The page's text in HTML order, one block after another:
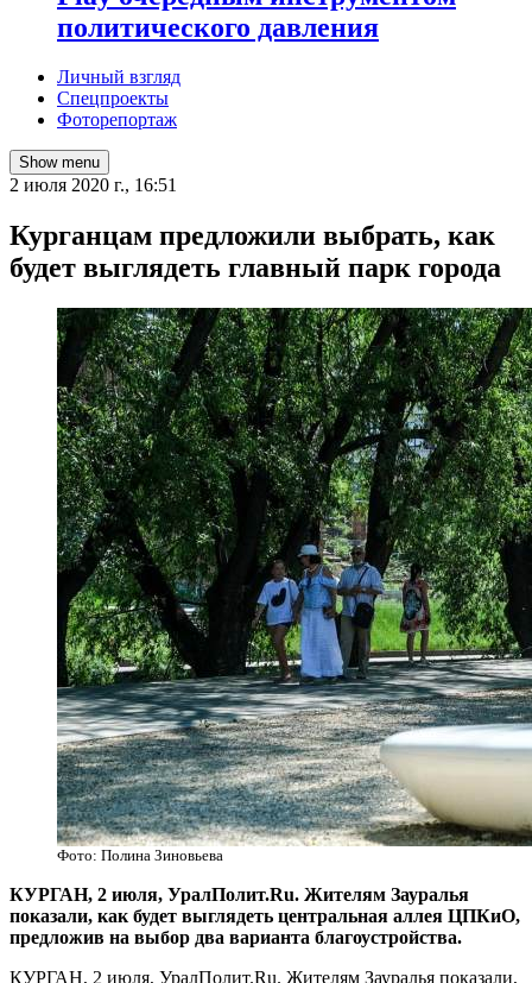
политического давления
Личный взгляд
Спецпроекты
Фоторепортаж
Show menu
2 июля 2020 г., 16:51
Курганцам предложили выбрать, как
будет выглядеть главный парк города
Фото: Полина Зиновьева
​КУРГАН, 2 июля, УралПолит.Ru. Жителям Зауралья
показали, как будет выглядеть центральная аллея ЦПКиО,
предложив на выбор два варианта благоустройства.
КУРГАН, 2 июля, УралПолит.Ru. Жителям Зауралья показали,